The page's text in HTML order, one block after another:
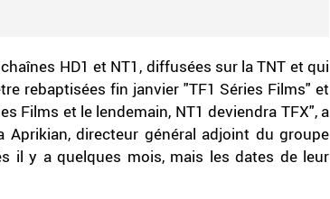
HD1 et NT1, diffusées sur la TNT et qui
rebaptisées fin janvier "TF1 Séries Films" et
Films et le lendemain, NT1 deviendra TFX", a
directeur général adjoint du groupe
il y a quelques mois, mais les dates de leur